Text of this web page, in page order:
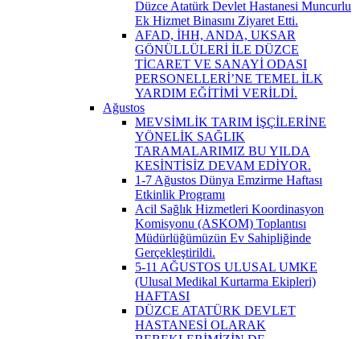
Düzce Atatürk Devlet Hastanesi Muncurlu
Ek Hizmet Binasını Ziyaret Etti.
AFAD, İHH, ANDA, UKSAR
GÖNÜLLÜLERİ İLE DÜZCE
TİCARET VE SANAYİ ODASI
PERSONELLERİ’NE TEMEL İLK
YARDIM EĞİTİMİ VERİLDİ.
Ağustos
MEVSİMLİK TARIM İŞÇİLERİNE
YÖNELİK SAĞLIK
TARAMALARIMIZ BU YILDA
KESİNTİSİZ DEVAM EDİYOR.
1-7 Ağustos Dünya Emzirme Haftası
Etkinlik Programı
Acil Sağlık Hizmetleri Koordinasyon
Komisyonu (ASKOM) Toplantısı
Müdürlüğümüzün Ev Sahipliğinde
Gerçekleştirildi.
5-11 AĞUSTOS ULUSAL UMKE
(Ulusal Medikal Kurtarma Ekipleri)
HAFTASI
DÜZCE ATATÜRK DEVLET
HASTANESİ OLARAK